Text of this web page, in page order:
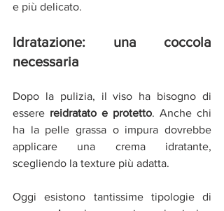
e più delicato.
Idratazione: una coccola
necessaria
Dopo la pulizia, il viso ha bisogno di
essere reidratato e protetto. Anche chi
ha la pelle grassa o impura dovrebbe
applicare una crema idratante,
scegliendo la texture più adatta.